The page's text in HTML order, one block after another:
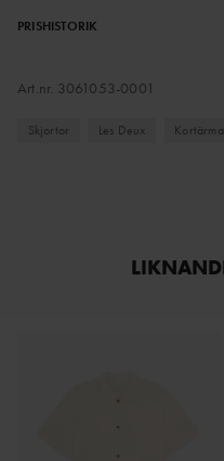
PRISHISTORIK
Art.nr. 3061053-0001
Skjortor Les Deux